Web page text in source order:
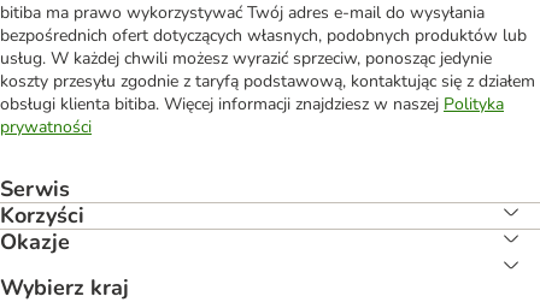
bitiba ma prawo wykorzystywać Twój adres e-mail do wysyłania
bezpośrednich ofert dotyczących własnych, podobnych produktów lub
usług. W każdej chwili możesz wyrazić sprzeciw, ponosząc jedynie
koszty przesyłu zgodnie z taryfą podstawową, kontaktując się z działem
obsługi klienta bitiba. Więcej informacji znajdziesz w naszej Polityka
prywatności
Serwis
Korzyści
Okazje
Wybierz kraj